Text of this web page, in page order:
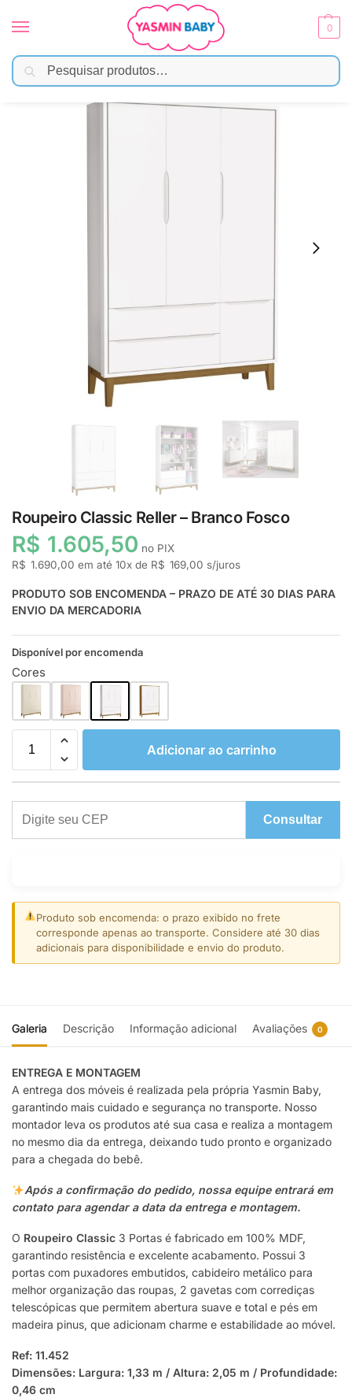
0
Início Móveis Infantis / Roupeiros
Roupeiro Classic Reller – Branco Fosco
R$ 1.605,50 no PIX
R$ 1.690,00 em até 10x de R$ 169,00 s/juros
PRODUTO SOB ENCOMENDA – PRAZO DE ATÉ 30 DIAS PARA
ENVIO DA MERCADORIA
Disponível por encomenda
Cores
Adicionar ao carrinho
Consultar
Produto sob encomenda: o prazo exibido no frete
corresponde apenas ao transporte. Considere até 30 dias
adicionais para disponibilidade e envio do produto.
Galeria Descrição Informação adicional Avaliações 0
ENTREGA E MONTAGEM
A entrega dos móveis é realizada pela própria Yasmin Baby,
garantindo mais cuidado e segurança no transporte. Nosso
montador leva os produtos até sua casa e realiza a montagem
no mesmo dia da entrega, deixando tudo pronto e organizado
para a chegada do bebê.
Após a confirmação do pedido, nossa equipe entrará em
contato para agendar a data da entrega e montagem.
O Roupeiro Classic 3 Portas é fabricado em 100% MDF,
garantindo resistência e excelente acabamento. Possui 3
portas com puxadores embutidos, cabideiro metálico para
melhor organização das roupas, 2 gavetas com corrediças
telescópicas que permitem abertura suave e total e pés em
madeira pinus, que adicionam charme e estabilidade ao móvel.
Ref: 11.452
Dimensões: Largura: 1,33 m / Altura: 2,05 m / Profundidade:
0,46 cm